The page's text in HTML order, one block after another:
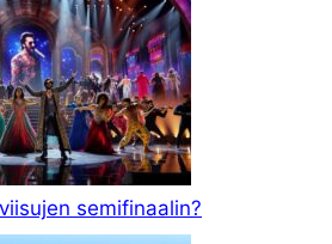
semifinaalin?